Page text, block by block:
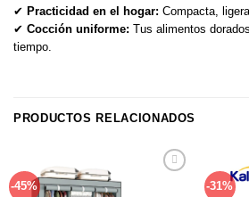
✔ Practicidad en el hogar: Compacta,
✔ Cocción uniforme: Tus alimentos
tiempo.
PRODUCTOS RELACIONADOS
-45% -31%